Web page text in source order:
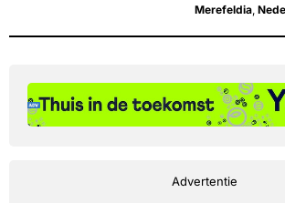
Merefeldia
Advertentie